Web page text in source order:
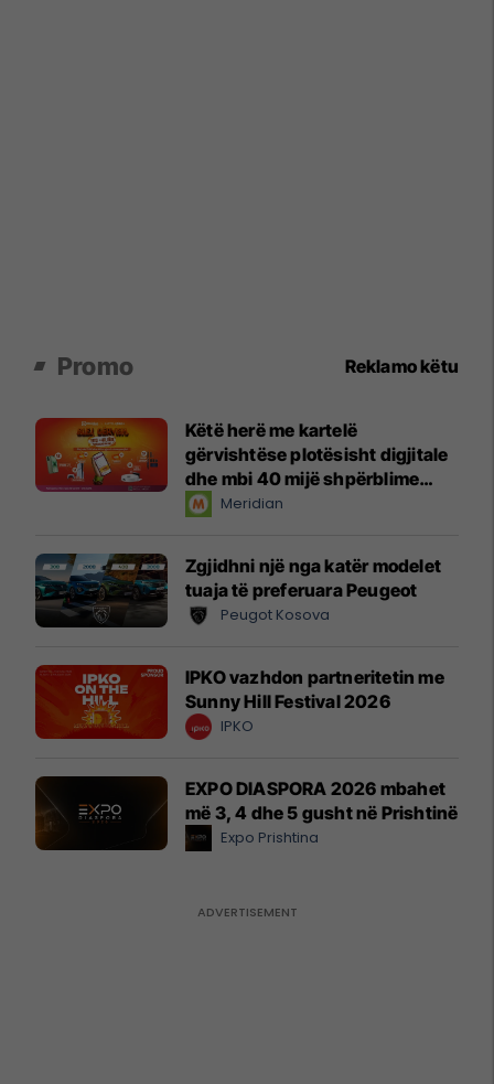
Promo Reklamo këtu
Këtë herë me kartelë
gërvishtëse plotësisht digjitale
dhe mbi 40 mijë shpërblime
instant!Meridian
Zgjidhni një nga katër modelet
tuaja të preferuara Peugeot
Peugot Kosova
IPKO vazhdon partneritetin me
Sunny Hill Festival 2026
IPKO
EXPO DIASPORA 2026 mbahet
më 3, 4 dhe 5 gusht në Prishtinë
Expo Prishtina